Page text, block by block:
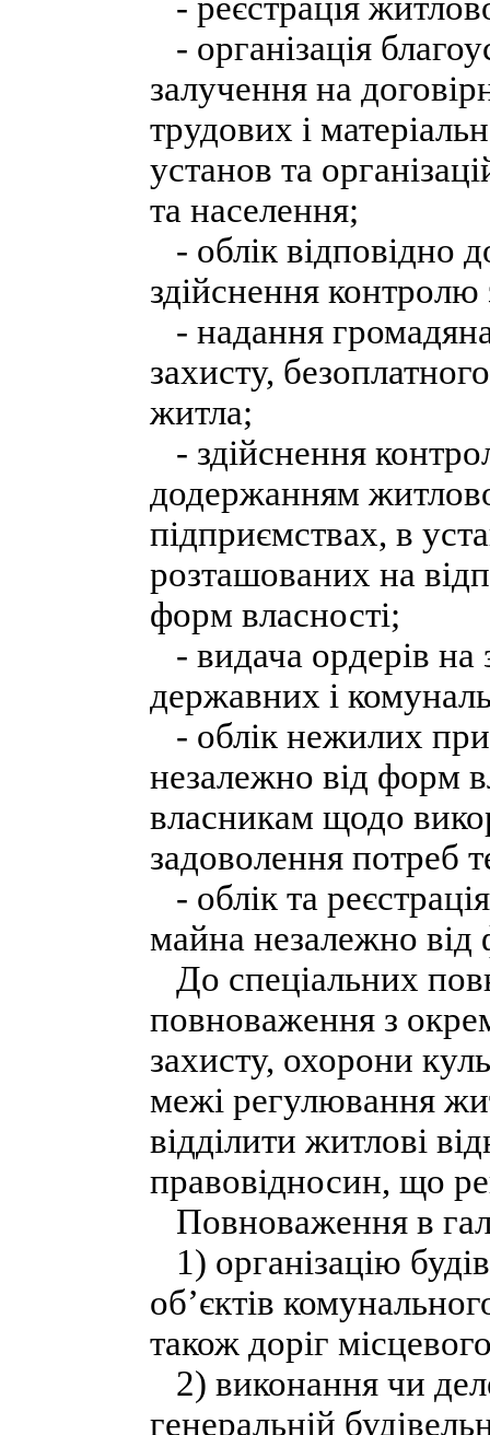
- організація
залучення на
трудових і
установ та
та населення;
- облік відповідно
здійснення
- надання
захисту,
житла;
- здійснення
додержанням
підприємствах, в
розташованих на
форм власності;
- видача ордерів на
державних і
- облік нежилих
незалежно від форм
власникам щодо
задоволення потреб
- облік та
майна незалежно від
До спеціальних
повноваження з
захисту, охорони
межі регулювання
відділити житлові
правовідносин, що
Повноваження в
1) організацію
об’єктів
також доріг
2) виконання чи
генеральній